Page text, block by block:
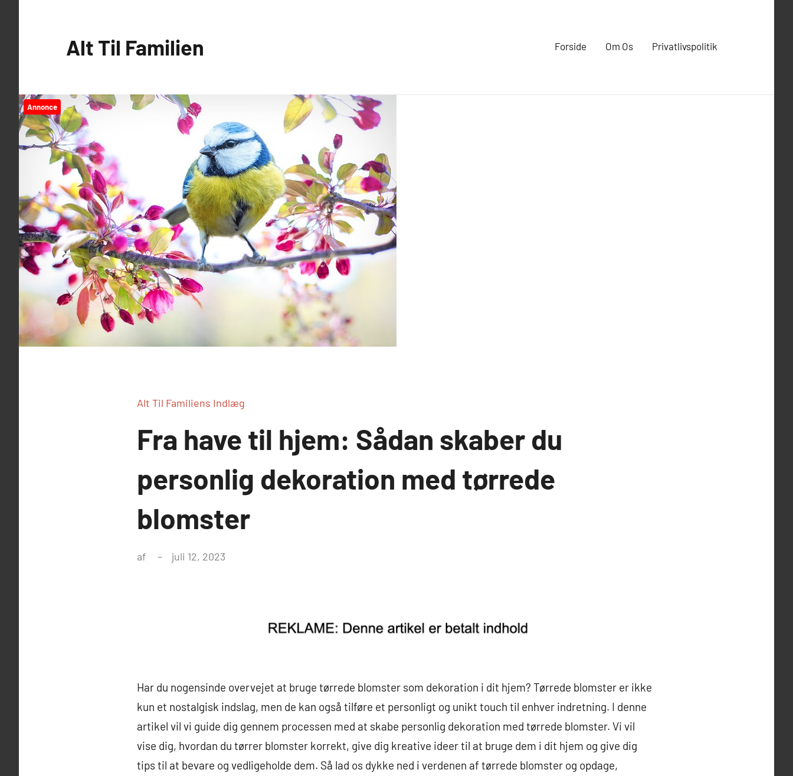
Alt Til Familien Forside Om Os Privatlivspolitik
Annonce
Alt Til Familiens Indlæg
Fra have til hjem: Sådan skaber du
personlig dekoration med tørrede
blomster
af juli 12, 2023
Har du nogensinde overvejet at bruge tørrede blomster som dekoration i dit hjem? Tørrede blomster er ikke
kun et nostalgisk indslag, men de kan også tilføre et personligt og unikt touch til enhver indretning. I denne
artikel vil vi guide dig gennem processen med at skabe personlig dekoration med tørrede blomster. Vi vil
vise dig, hvordan du tørrer blomster korrekt, give dig kreative ideer til at bruge dem i dit hjem og give dig
tips til at bevare og vedligeholde dem. Så lad os dykke ned i verdenen af tørrede blomster og opdage,